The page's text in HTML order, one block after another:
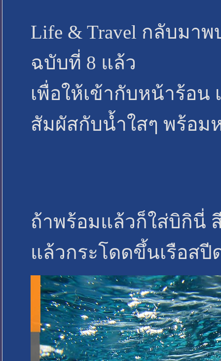
Life & Travel กลับมา
ฉบับที่ 8 แล้ว
เพื่อให้เข้ากับหน้าร้อน
สัมผัสกับน้ำใสๆ พร้อ
ถ้าพร้อมแล้วก็ใส่บิกินี่
แล้วกระโดดขึ้นเรือสปี